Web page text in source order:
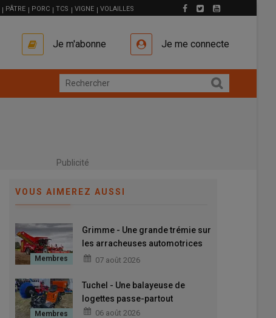
PÂTRE PORC TCS VIGNE VOLAILLES
Je m'abonne Je me connecte
Publicité
VOUS AIMEREZ AUSSI
Grimme - Une grande trémie sur
les arracheuses automotrices
Varitron 470 XL
07 août 2026
Tuchel - Une balayeuse de
logettes passe-partout
06 août 2026